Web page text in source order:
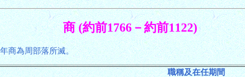
商 (約前1766－約前1122)
商為周部落所滅。
職稱及在任期間